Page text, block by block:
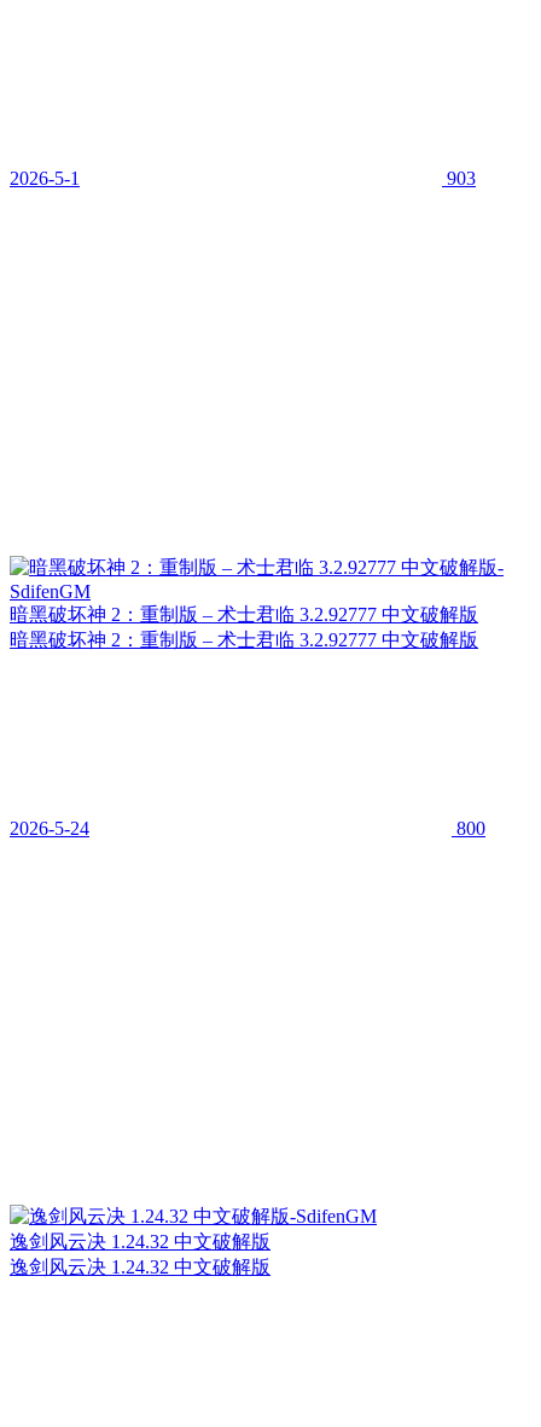
2026-5-1 903
暗黑破坏神 2：重制版 – 术士君临 3.2.92777 中文破解版
暗黑破坏神 2：重制版 – 术士君临 3.2.92777 中文破解版
2026-5-24 800
逸剑风云决 1.24.32 中文破解版
逸剑风云决 1.24.32 中文破解版